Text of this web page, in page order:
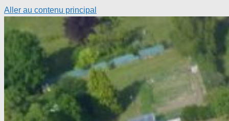
Aller au contenu principal